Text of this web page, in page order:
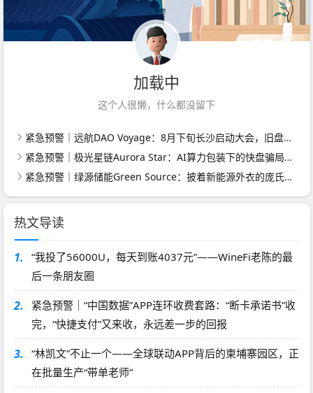
加载中
这个人很懒，什么都没留下
紧急预警｜远航DAO Voyage：8月下旬长沙启动大会，旧盘团队平移，RWA+大宗商品包装——又是庞氏滚盘的老剧本
紧急预警｜极光星链Aurora Star：AI算力包装下的快盘骗局，认购即入坑
紧急预警｜绿源储能Green Source：披着新能源外衣的庞氏传销盘，8月千人大会就是收割信号
热文导读
1.
“我投了56000U，每天到账4037元”——WineFi老陈的最
后一条朋友圈
2.
紧急预警｜“中国数据”APP连环收费套路：“断卡承诺书”收
完，“快捷支付”又来收，永远差一步的回报
3.
“林凯文”不止一个——全球联动APP背后的柬埔寨园区，正
在批量生产“带单老师”